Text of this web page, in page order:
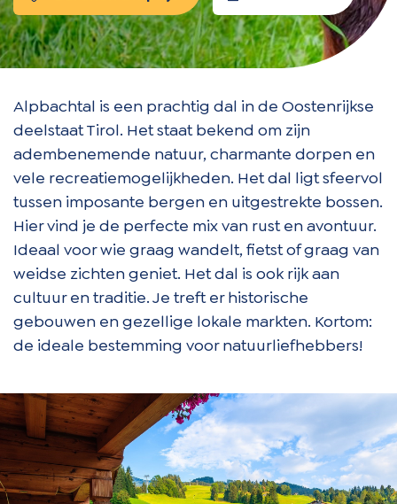
Alpbachtal is een prachtig dal in de Oostenrijkse
deelstaat Tirol. Het staat bekend om zijn
adembenemende natuur, charmante dorpen en
vele recreatiemogelijkheden. Het dal ligt sfeervol
tussen imposante bergen en uitgestrekte bossen.
Hier vind je de perfecte mix van rust en avontuur.
Ideaal voor wie graag wandelt, fietst of graag van
weidse zichten geniet. Het dal is ook rijk aan
cultuur en traditie. Je treft er historische
gebouwen en gezellige lokale markten. Kortom:
de ideale bestemming voor natuurliefhebbers!